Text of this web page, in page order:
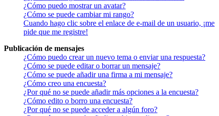
¿Cómo puedo mostrar un avatar?
¿Cómo se puede cambiar mi rango?
Cuando hago clic sobre el enlace de e-mail de un usuario, ¡me
pide que me registre!
Publicación de mensajes
¿Cómo puedo crear un nuevo tema o enviar una respuesta?
¿Cómo se puede editar o borrar un mensaje?
¿Cómo se puede añadir una firma a mi mensaje?
¿Cómo creo una encuesta?
¿Por qué no se puede añadir más opciones a la encuesta?
¿Cómo edito o borro una encuesta?
¿Por qué no se puede acceder a algún foro?